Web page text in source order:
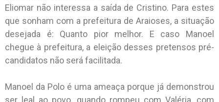
Eliomar não interessa a saída de Cristino. Para estes
que sonham com a prefeitura de Araioses, a situação
desejada é: Quanto pior melhor. E caso Manoel
chegue à prefeitura, a eleição desses pretensos pré-
candidatos não será facilitada.
Manoel da Polo é uma ameaça porque já demonstrou
ser leal ao povo, quando rompeu com Valéria, com